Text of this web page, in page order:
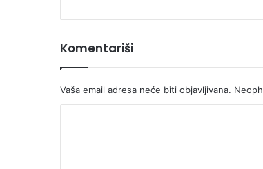
Komentariši
Vaša email adresa neće biti objavljivana.